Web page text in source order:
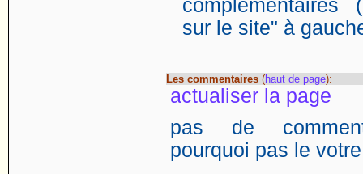
complémentaires
sur le site" à
Les commentaires (haut de page):
actualiser la page
pas de
pourquoi pas le